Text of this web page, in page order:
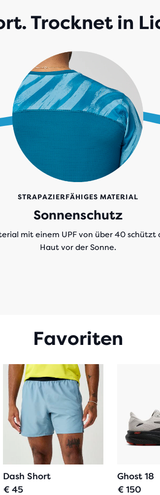
Trocknet in
STRAPAZIERFÄHIGES MATERIAL
Sonnenschutz
mit einem UPF von über 40 schützt
Haut vor der Sonne.
Favoriten
Dash Short
€ 45
Ghost 18
€ 150